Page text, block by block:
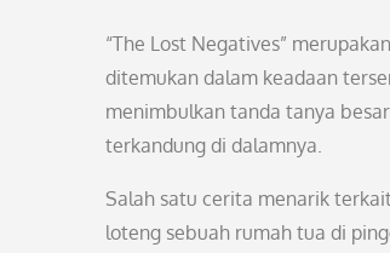
“The Lost Negatives”
ditemukan dalam keadaan
menimbulkan tanda tanya
terkandung di dalamnya.
Salah satu cerita menarik
loteng sebuah rumah tua di